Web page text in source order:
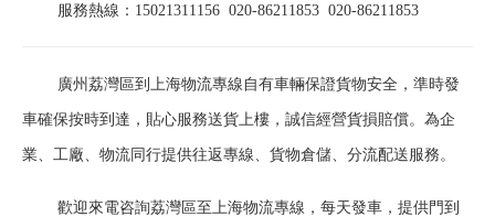
服務熱線：15021311156 020-86211853 020-86211853
廣州荔灣區到上海物流專線自有車輛保證貨物安全，準時發
車確保按時到達，貼心服務送貨上樓，誠信經營貨損賠償。為企
業、工廠、物流同行提供往返專線、貨物倉儲、分流配送服務。
歡迎來電咨詢荔灣區至上海物流專線，每天發車，提供門到